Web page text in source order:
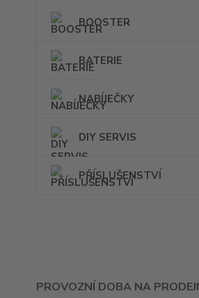
BOOSTER
BATERIE
NABÍJEČKY
DIY SERVIS
PŘÍSLUŠENSTVÍ
PROVOZNÍ DOBA NA